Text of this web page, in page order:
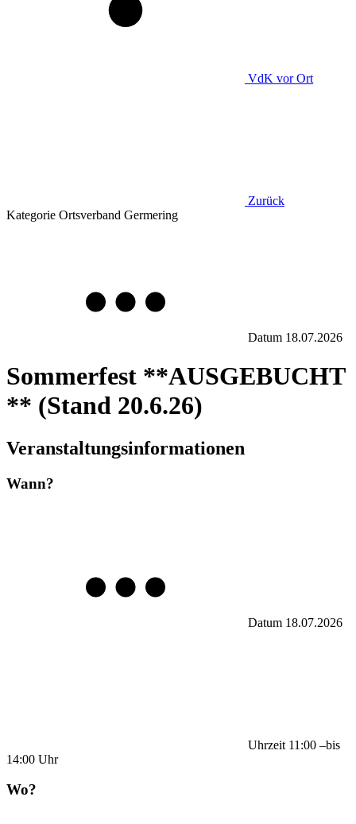
VdK vor Ort
Zurück
Kategorie Ortsverband Germering
Datum 18.07.2026
Sommerfest **AUSGEBUCHT
** (Stand 20.6.26)
Veranstaltungsinformationen
Wann?
Datum 18.07.2026
Uhrzeit 11:00 –bis
14:00 Uhr
Wo?